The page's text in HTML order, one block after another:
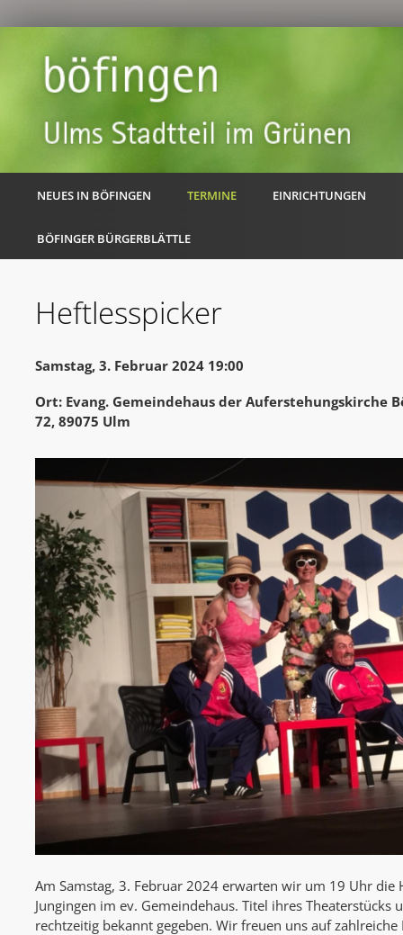
NEUES IN BÖFINGEN TERMINE EINRICHTUNGEN
BÖFINGER BÜRGERBLÄTTLE
Heftlesspicker
Samstag, 3. Februar 2024 19:00
Ort: Evang. Gemeindehaus der Auferstehungskirche
72, 89075 Ulm
Am Samstag, 3. Februar 2024 erwarten wir um 19 Uhr die
Jungingen im ev. Gemeindehaus. Titel ihres Theaterstücks
rechtzeitig bekannt gegeben. Wir freuen uns auf